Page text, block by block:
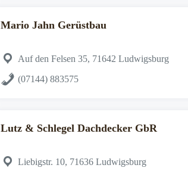
Mario Jahn Gerüstbau
Auf den Felsen 35, 71642 Ludwigsburg
(07144) 883575
Lutz & Schlegel Dachdecker GbR
Liebigstr. 10, 71636 Ludwigsburg